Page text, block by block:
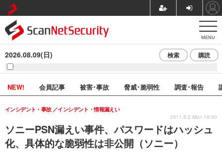
MENU
2026.08.09(日) 検索 購読
NEW! 会員記事 被害･事故 脅威･脆弱性 調査･報告
ソニーPSN漏えい事件、パスワードはハッシュ
化、具体的な脆弱性は非公開（ソニー）
インシデント・事故 インシデント・情報漏えい
2011.5.2 Mon 18:00